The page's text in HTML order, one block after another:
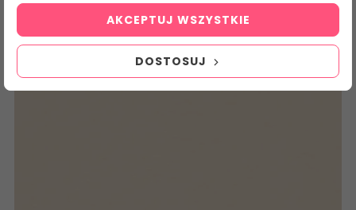
DOSTOSUJ
AKCEPTUJ WSZYSTKIE